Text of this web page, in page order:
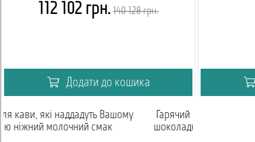
112 102 грн. 140 128 грн.
Додати до кошика
Гарячий шоколад — це високоякісний
шоколадний напій за доступною ціною